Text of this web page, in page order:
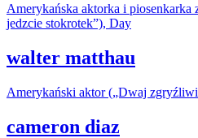
Amerykańska aktorka i piosenkarka
jedzcie stokrotek”), Day
walter matthau
Amerykański aktor („Dwaj
cameron diaz